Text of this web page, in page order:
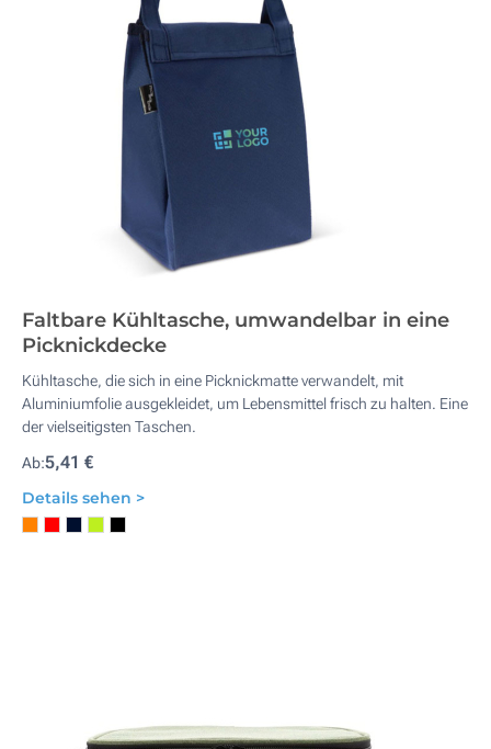
Faltbare Kühltasche, umwandelbar in eine
Picknickdecke
Kühltasche, die sich in eine Picknickmatte verwandelt, mit
Aluminiumfolie ausgekleidet, um Lebensmittel frisch zu halten. Eine
der vielseitigsten Taschen.
Ab:5,41 €
Details sehen >